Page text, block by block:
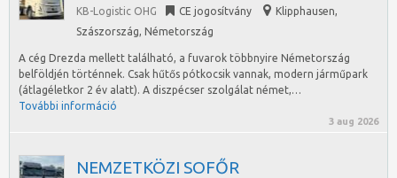
KB-Logistic OHG CE jogosítvány Klipphausen,
Szászország, Németország
A cég Drezda mellett található, a fuvarok többnyire Németország
belföldjén történnek. Csak hűtős pótkocsik vannak, modern járműpark
(átlagéletkor 2 év alatt). A diszpécser szolgálat német,…
További információ
3 aug 2026
NEMZETKÖZI SOFŐR